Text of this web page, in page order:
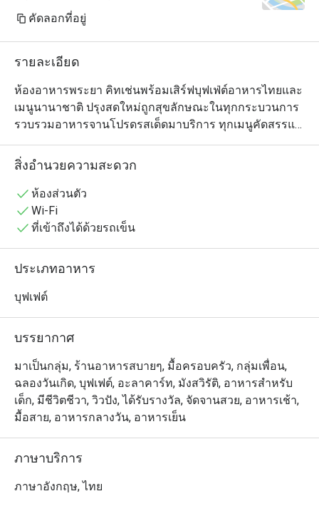
คัดลอกที่อยู่
รายละเอียด
ห้องอาหารพระยา คิทเช่นพร้อมเสิร์ฟบุฟเฟ่ต์อาหารไทยและ
เมนูนานาชาติ ปรุงสดใหม่ถูกสุขลักษณะในทุกกระบวนการ
รวบรวมอาหารจานโปรดรสเด็ดมาบริการ ทุกเมนูคัดสรรแต่
วัตถุดิบตามฤดูกาลคุณภาพดี ห้ามพลาดกับไฮไลต์มื้อค่ำ
อาหารทะเลจาก ซีฟู้ด วอลล์ (𝗦𝗲𝗮𝗳𝗼𝗼𝗱 𝗪𝗮𝗹𝗹) และเนื้อเก
𝗦𝗲𝗹𝗲𝗰𝘁𝗶𝗼𝗻𝘀) ไม่ว่าจะเป็นเนื้อหมู เนื้อไก่ เนื้อแกะ รวมทั้ง
เนื้อออสเตรเลียนดรายเอจส่วนต่างๆ มาให้เลือกได้ตามใจ
ชอบและปรุงสดใหม่เสิร์ฟร้อนๆถึงโต๊ะ
Praya Kitchen @ Bangkok Marriott Hotel The Surawongse
รสชาติต้นตำรับและอาหารทะเลนานาชาติระดับพรีเมียม ตั้ง
ความคึกคักและหรูหรา เหมาะอย่างยิ่งสำหรับการสังสรรค์
ในครอบครัว การรวมตัวของกลุ่มเพื่อน หรือมื้ออาหาร
สำหรับเด็กๆ
ร้านนี้มีชื่อเสียงอย่างมากเรื่อง อาหารทะเลสดใหม่ (Seafood
มาให้เชฟปรุงในแบบที่ชอบได้ เมนูที่ห้ามพลาดคือ กุ้งแม่น้ำ
เผา ตัวโต, ซาชิมิ เกรดพรีเมียม และ ชีสเค้กซิกเนเจอร์ ที่
หลายคนยอมรับ นอกจากนี้ยังมีน้ำผลไม้สดและขนมไทยให้
สิ่งอำนวยความสะดวก
ห้องส่วนตัว
Wi-Fi
ที่เข้าถึงได้ด้วยรถเข็น
ประเภทอาหาร
บุฟเฟต์
บรรยากาศ
มาเป็นกลุ่ม, ร้านอาหารสบายๆ, มื้อครอบครัว, กลุ่มเพื่อน,
ฉลองวันเกิด, บุฟเฟต์, อะลาคาร์ท, มังสวิรัติ, อาหารสำหรับ
เด็ก, มีชีวิตชีวา, วิวปัง, ได้รับรางวัล, จัดจานสวย, อาหารเช้า,
มื้อสาย, อาหารกลางวัน, อาหารเย็น
ภาษาบริการ
ภาษาอังกฤษ, ไทย